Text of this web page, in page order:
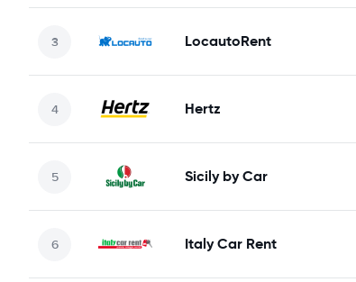
LocautoRent
Hertz
Sicily by Car
Italy Car Rent